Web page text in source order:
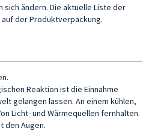
sich ändern. Die aktuelle Liste der
der Produktverpackung.
Reaktion ist die Einnahme
gelangen lassen. An einem kühlen,
Licht- und Wärmequellen fernhalten.
den Augen.